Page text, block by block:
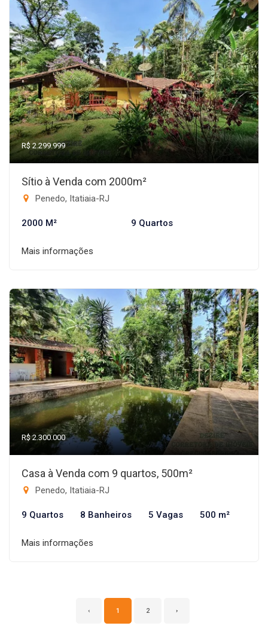
R$ 2.299.999
Sítio à Venda com 2000m²
Penedo, Itatiaia-RJ
2000 M² 9 Quartos
Mais informações
R$ 2.300.000
Casa à Venda com 9 quartos, 500m²
Penedo, Itatiaia-RJ
9 Quartos 8 Banheiros 5 Vagas 500 m²
Mais informações
‹ 1 2 ›